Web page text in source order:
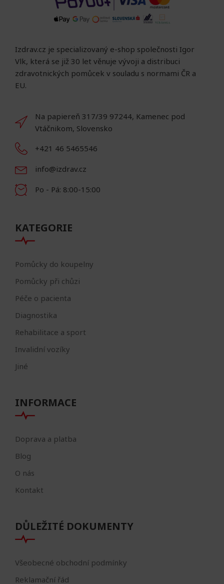
Izdrav.cz je specializovaný e-shop společnosti Igor
Vlk, která se již 30 let věnuje vývoji a distribuci
zdravotnických pomůcek v souladu s normami ČR a
EU.
Na papiereň 317/39 97244, Kamenec pod
Vtáčnikom, Slovensko
+421 46 5465546
info@izdrav.cz
Po - Pá: 8:00-15:00
KATEGORIE
Pomůcky do koupelny
Pomůcky při chůzi
Péče o pacienta
Diagnostika
Rehabilitace a sport
Invalidní vozíky
Jiné
INFORMACE
Doprava a platba
Blog
O nás
Kontakt
DŮLEŽITÉ DOKUMENTY
Všeobecné obchodní podmínky
Reklamační řád